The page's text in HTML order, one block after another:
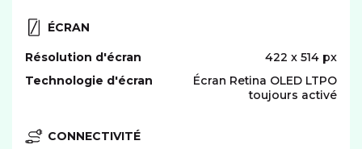
ÉCRAN
Résolution d'écran
422 x 514 px
Technologie d'écran
Écran Retina OLED LTPO
toujours activé
CONNECTIVITÉ